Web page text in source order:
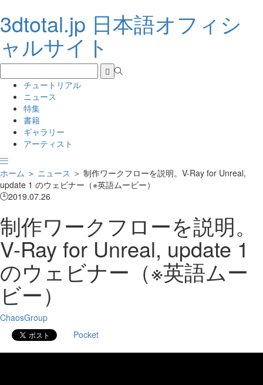
3dtotal.jp 日本語オフィシ
ャルサイト
チュートリアル
ニュース
特集
書籍
ギャラリー
アーティスト
ホーム ＞ ニュース ＞ 制作ワークフローを説明。V-Ray for Unreal,
update 1 のウェビナー（※英語ムービー）
2019.07.26
制作ワークフローを説明。
V-Ray for Unreal, update 1
のウェビナー（※英語ムー
ビー）
ChaosGroup
Pocket